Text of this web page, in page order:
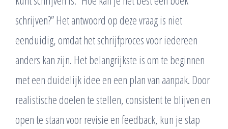
schrijven?” Het antwoord op deze vraag is niet
eenduidig, omdat het schrijfproces voor iedereen
anders kan zijn. Het belangrijkste is om te beginnen
met een duidelijk idee en een plan van aanpak. Door
realistische doelen te stellen, consistent te blijven en
open te staan voor revisie en feedback, kun je stap